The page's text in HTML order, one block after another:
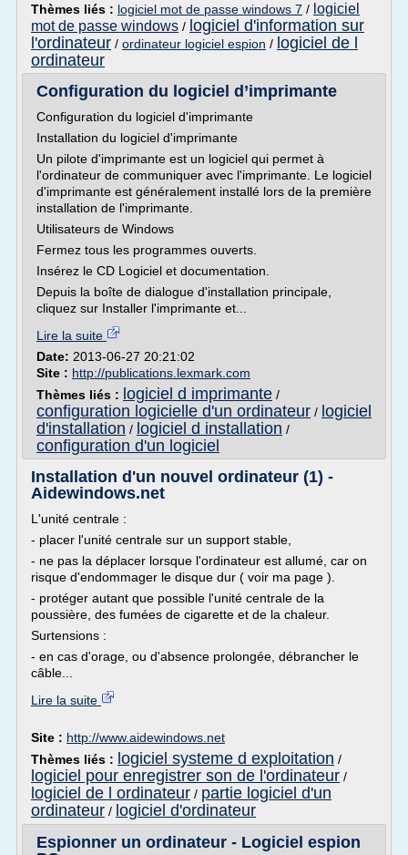
Thèmes liés : logiciel mot de passe windows 7 / logiciel
mot de passe windows / logiciel d'information sur
l'ordinateur / ordinateur logiciel espion / logiciel de l
ordinateur
Configuration du logiciel d’imprimante
Configuration du logiciel d'imprimante
Installation du logiciel d'imprimante
Un pilote d'imprimante est un logiciel qui permet à
l'ordinateur de communiquer avec l'imprimante. Le logiciel
d'imprimante est généralement installé lors de la première
installation de l'imprimante.
Utilisateurs de Windows
Fermez tous les programmes ouverts.
Insérez le CD Logiciel et documentation.
Depuis la boîte de dialogue d'installation principale,
cliquez sur Installer l'imprimante et...
Lire la suite
Date: 2013-06-27 20:21:02
Site : http://publications.lexmark.com
Thèmes liés : logiciel d imprimante /
configuration logicielle d'un ordinateur / logiciel
d'installation / logiciel d installation /
configuration d'un logiciel
Installation d'un nouvel ordinateur (1) -
Aidewindows.net
L'unité centrale :
- placer l'unité centrale sur un support stable,
- ne pas la déplacer lorsque l'ordinateur est allumé, car on
risque d'endommager le disque dur ( voir ma page ).
- protéger autant que possible l'unité centrale de la
poussière, des fumées de cigarette et de la chaleur.
Surtensions :
- en cas d'orage, ou d'absence prolongée, débrancher le
câble...
Lire la suite
Site : http://www.aidewindows.net
Thèmes liés : logiciel systeme d exploitation /
logiciel pour enregistrer son de l'ordinateur /
logiciel de l ordinateur / partie logiciel d'un
ordinateur / logiciel d'ordinateur
Espionner un ordinateur - Logiciel espion